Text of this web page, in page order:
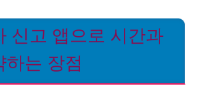
신고 앱으로 시간과
하는 장점